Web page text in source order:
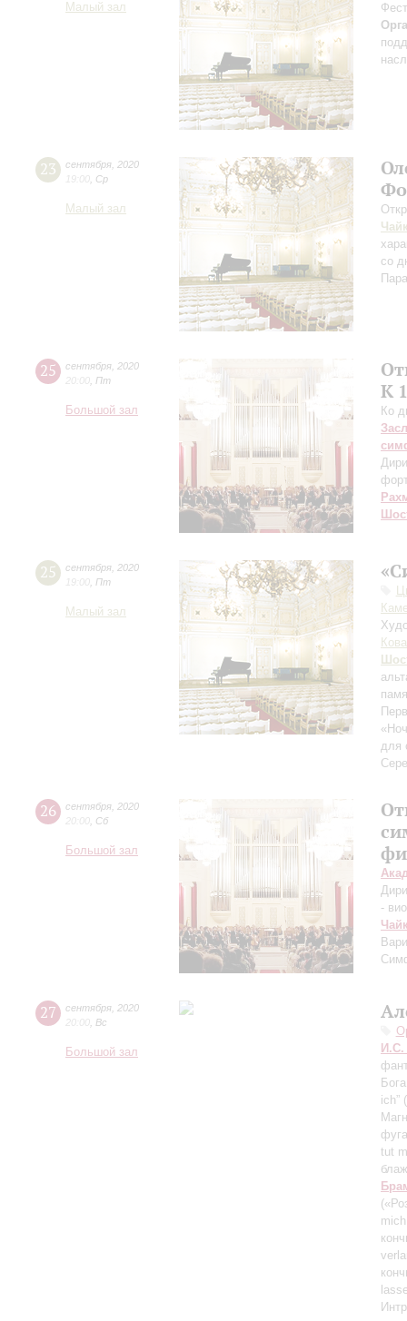
Малый зал
23 сентября 2020
19:00 Ср
Малый зал
со
25 сентября 2020
20:00 Пт
Большой зал
К
Ко
25 сентября 2020
19:00 Пт
Малый зал
для
26 сентября 2020
20:00 Сб
Большой зал
-
27 сентября 2020
20:00 Вс
Большой зал
И.С.
ich”
tut